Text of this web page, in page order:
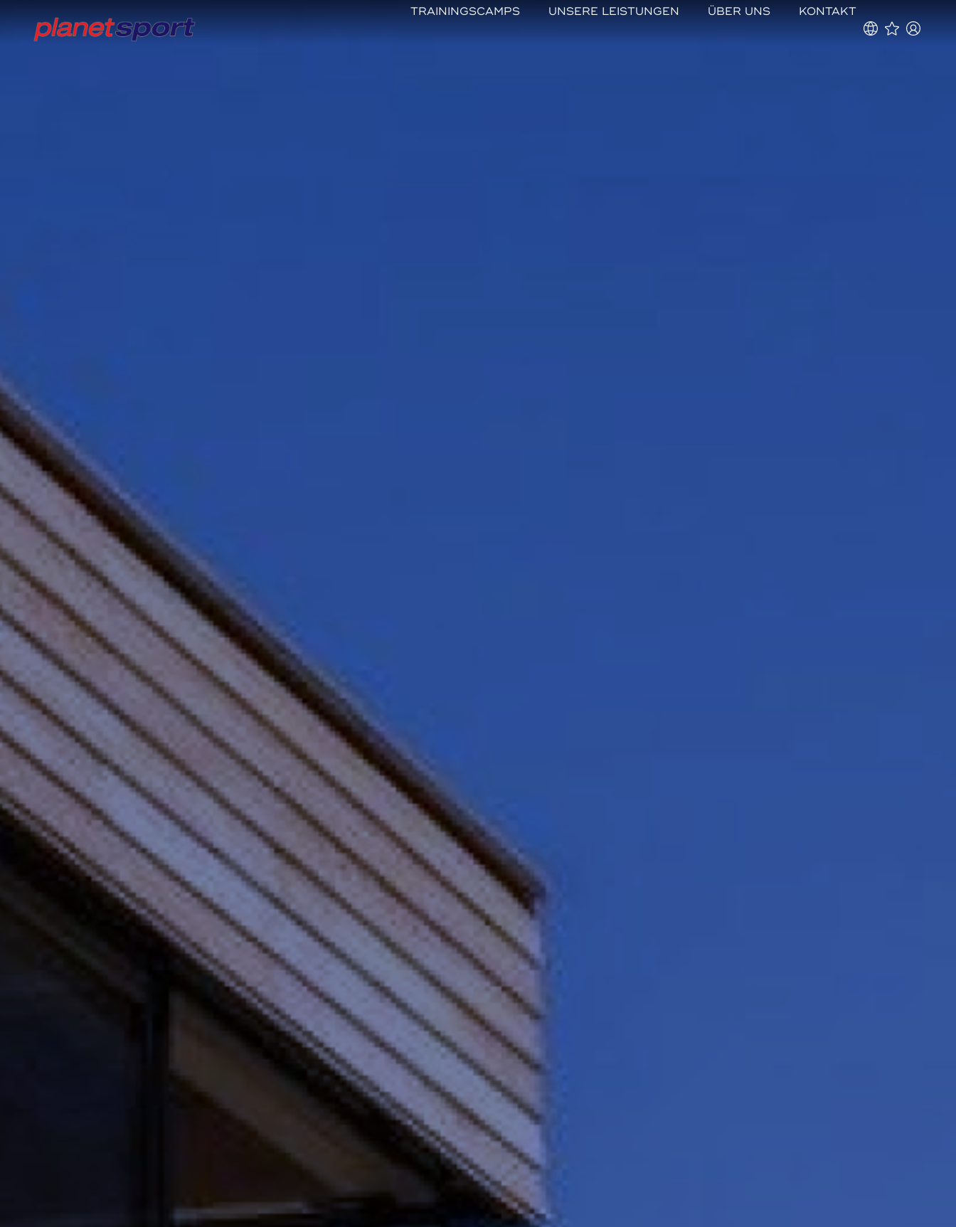
TRAININGSCAMPS UNSERE LEISTUNGEN ÜBER UNS KONTAKT